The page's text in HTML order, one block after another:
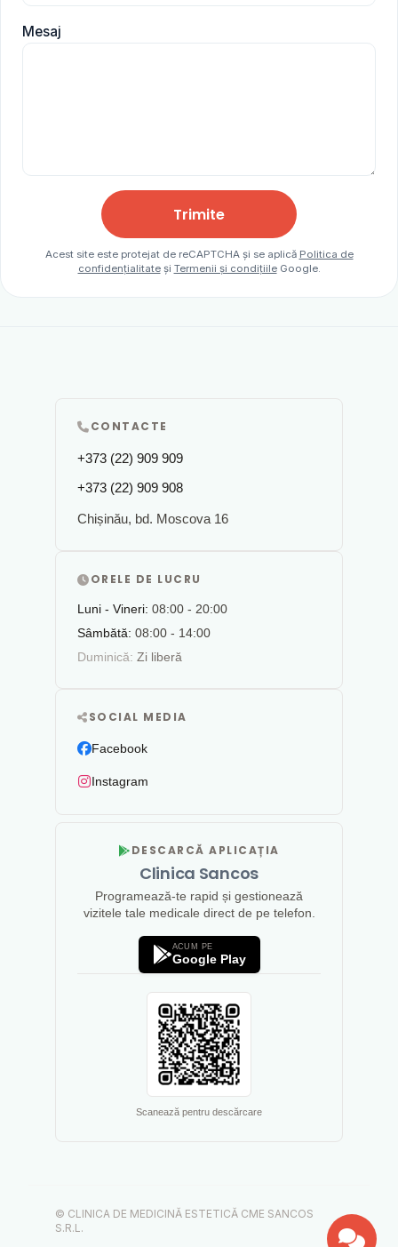
Mesaj
Trimite
Acest site este protejat de reCAPTCHA și se aplică Politica de
confidențialitateși Termenii și condițiileGoogle.
CONTACTE
+373 (22) 909 909
+373 (22) 909 908
Chișinău, bd. Moscova 16
ORELE DE LUCRU
Luni - Vineri: 08:00 - 20:00
Sâmbătă: 08:00 - 14:00
Duminică: Zi liberă
SOCIAL MEDIA
Facebook
Instagram
DESCARCĂ APLICAȚIA
Clinica Sancos
Programează-te rapid și gestionează
vizitele tale medicale direct de pe telefon.
ACUM PE
Google Play
Scanează pentru descărcare
© CLINICA DE MEDICINĂ ESTETICĂ CME SANCOS
S.R.L.